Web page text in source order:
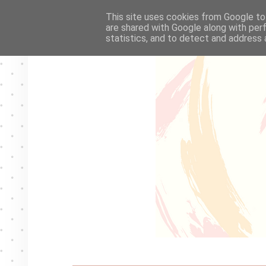
This site uses cookies from Google
are shared with Google along with
statistics, and to detect and address